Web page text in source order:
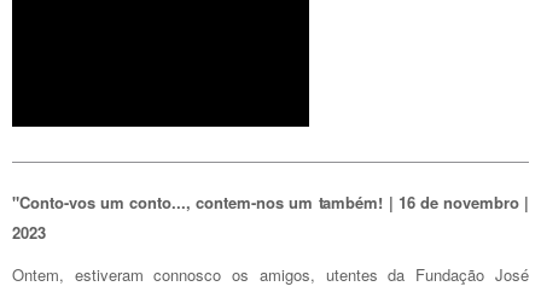
"Conto-vos um conto..., contem-nos um também! | 16 de novembro |
2023
Ontem, estiveram connosco os amigos, utentes da Fundação José